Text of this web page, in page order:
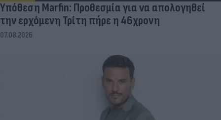
Υπόθεση Marfin: Προθεσμία για να απολογηθεί
την ερχόμενη Τρίτη πήρε η 46χρονη
07.08.2026